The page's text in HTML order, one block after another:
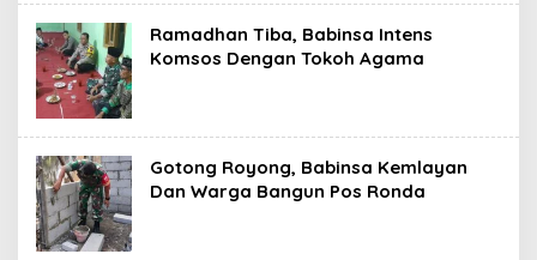
Ramadhan Tiba, Babinsa Intens
Komsos Dengan Tokoh Agama
Gotong Royong, Babinsa Kemlayan
Dan Warga Bangun Pos Ronda